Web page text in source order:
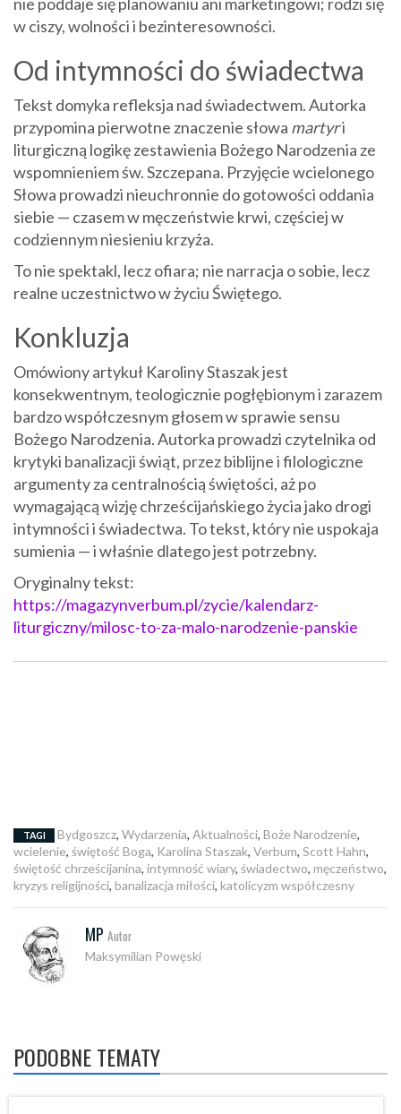
w ciszy, wolności i bezinteresowności.
Od intymności do świadectwa
Tekst domyka refleksja nad świadectwem. Autorka
przypomina pierwotne znaczenie słowa martyri
liturgiczną logikę zestawienia Bożego Narodzenia ze
wspomnieniem św. Szczepana. Przyjęcie wcielonego
Słowa prowadzi nieuchronnie do gotowości oddania
siebie — czasem w męczeństwie krwi, częściej w
codziennym niesieniu krzyża.
To nie spektakl, lecz ofiara; nie narracja o sobie, lecz
realne uczestnictwo w życiu Świętego.
Konkluzja
Omówiony artykuł Karoliny Staszak jest
konsekwentnym, teologicznie pogłębionym i zarazem
bardzo współczesnym głosem w sprawie sensu
Bożego Narodzenia. Autorka prowadzi czytelnika od
krytyki banalizacji świąt, przez biblijne i filologiczne
argumenty za centralnością świętości, aż po
wymagającą wizję chrześcijańskiego życia jako drogi
intymności i świadectwa. To tekst, który nie uspokaja
sumienia — i właśnie dlatego jest potrzebny.
Oryginalny tekst:
https://magazynverbum.pl/zycie/kalendarz-
liturgiczny/milosc-to-za-malo-narodzenie-panskie
TAGI Bydgoszcz, Wydarzenia, Aktualności, Boże Narodzenie,
wcielenie, świętość Boga, Karolina Staszak, Verbum, Scott Hahn,
świętość chrześcijanina, intymność wiary, świadectwo, męczeństwo,
kryzys religijności, banalizacja miłości, katolicyzm współczesny
MP Autor
Maksymilian Powęski
PODOBNE TEMATY